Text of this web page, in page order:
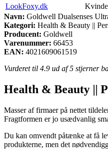
LookFoxy.dk
Navn: Goldwell Dualsenses
Kategori: Health & Beauty ||
Producent: Goldwell
Varenummer: 66453
EAN: 4021609061519
Vurderet til 4.9 ud af 5 stjerner
Health & Beauty ||
Masser af firmaer på nettet
Fragtformen er jo usædvanlig
Du kan omvendt påtænke at få
produkterne, men det